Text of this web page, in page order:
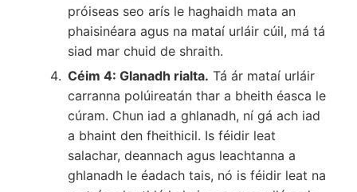
próiseas seo arís le haghaidh mata an
phaisinéara agus na mataí urláir cúil, má tá
siad mar chuid de shraith.
Céim 4: Glanadh rialta. Tá ár mataí urláir
carranna polúireatán thar a bheith éasca le
cúram. Chun iad a ghlanadh, ní gá ach iad
a bhaint den fheithicil. Is féidir leat
salachar, deannach agus leachtanna a
ghlanadh le éadach tais, nó is féidir leat na